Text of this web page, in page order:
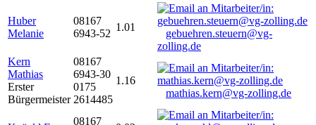
Huber
Melanie
08167
6943-52
1.01
gebuehren.steuern@vg-
zolling.de
Kern
Mathias
Erster
Bürgermeister
08167
6943-30
0175
2614485
1.16
mathias.kern@vg-zolling.de
08167